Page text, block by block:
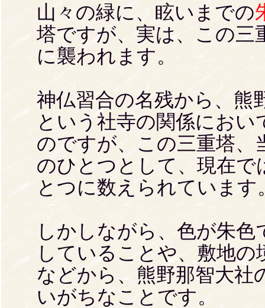
山々の緑に、眩いまでの
塔ですが、実は、この三
に襲われます。
神仏習合の名残から、熊
という社寺の関係にお
のですが、この三重塔、
のひとつとして、現在で
とつに数えられています
しかしながら、色が朱
していることや、敷地
などから、熊野那智大社
いがちなことです。